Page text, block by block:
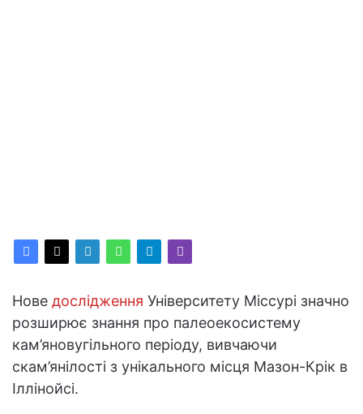
Нове дослідження Університету Міссурі значно
розширює знання про палеоекосистему
кам’яновугільного періоду, вивчаючи
скам’янілості з унікального місця Мазон-Крік в
Іллінойсі.